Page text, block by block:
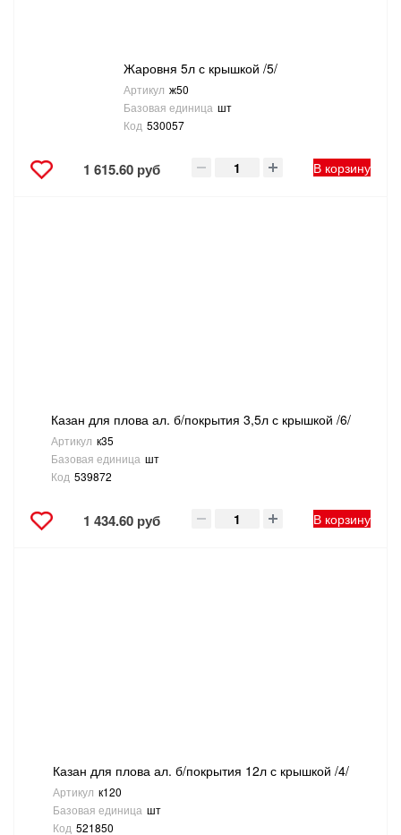
Жаровня 5л с крышкой /5/
Артикул ж50
Базовая единица шт
Код 530057
1 615.60 руб В корзину
Казан для плова ал. б/покрытия 3,5л с крышкой /6/
Артикул к35
Базовая единица шт
Код 539872
1 434.60 руб В корзину
Казан для плова ал. б/покрытия 12л с крышкой /4/
Артикул к120
Базовая единица шт
Код 521850